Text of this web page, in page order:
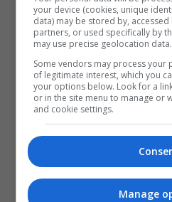
your device (cookies, unique
data) may be stored by,
partners, or used specifically by
may use precise geolocation data.
Some vendors may process your
of legitimate interest, which you
your options below. Look for a
or in the site menu to manage or
and cookie settings.
Manage